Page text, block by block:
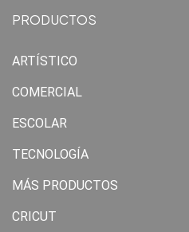
PRODUCTOS
ARTÍSTICO
COMERCIAL
ESCOLAR
TECNOLOGÍA
MÁS PRODUCTOS
CRICUT